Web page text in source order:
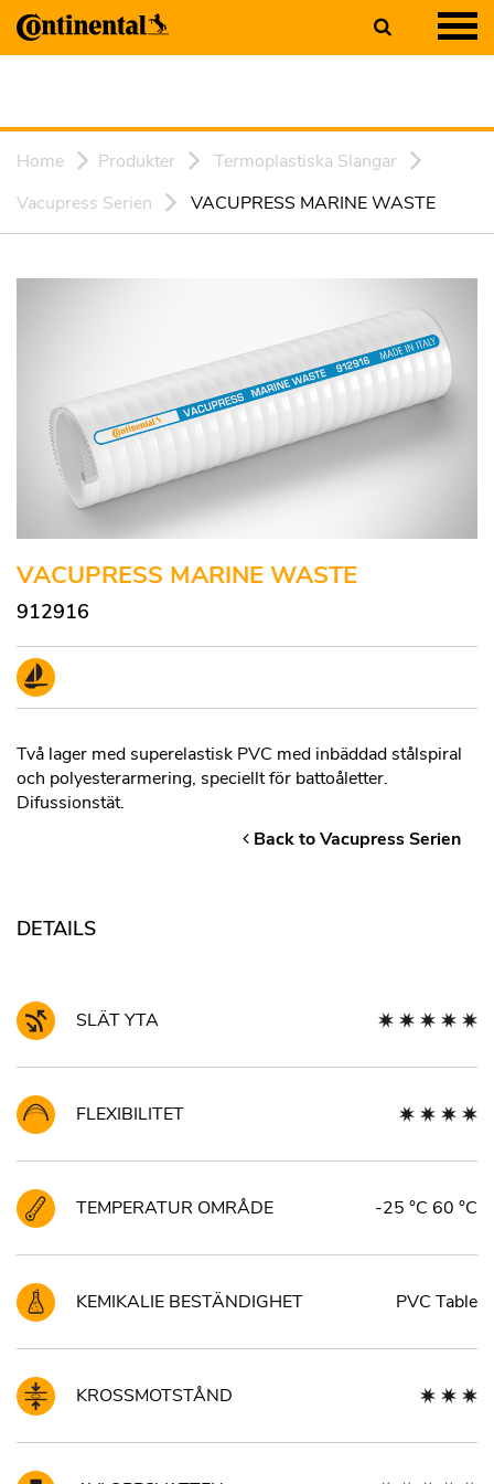
Home Produkter
Termoplastiska Slangar
Vacupress Serien
VACUPRESS MARINE WASTE
VACUPRESS MARINE WASTE
912916
Två lager med superelastisk PVC med inbäddad stålspiral
och polyesterarmering, speciellt för battoåletter.
Difussionstät.
Back to Vacupress Serien
DETAILS
SLÄT YTA
FLEXIBILITET
TEMPERATUR OMRÅDE -25 °C 60 °C
KEMIKALIE BESTÄNDIGHET PVC Table
KROSSMOTSTÅND